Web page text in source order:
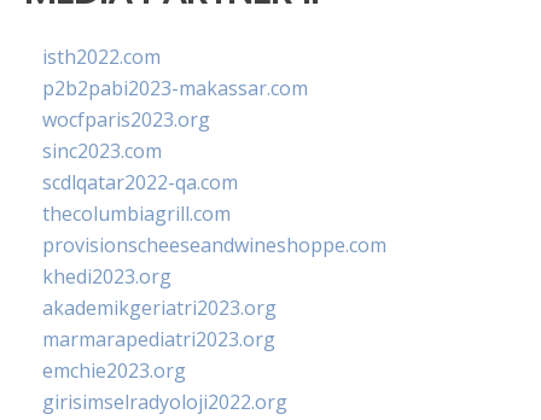
isth2022.com
p2b2pabi2023-makassar.com
wocfparis2023.org
sinc2023.com
scdlqatar2022-qa.com
thecolumbiagrill.com
provisionscheeseandwineshoppe.com
khedi2023.org
akademikgeriatri2023.org
marmarapediatri2023.org
emchie2023.org
girisimselradyoloji2022.org